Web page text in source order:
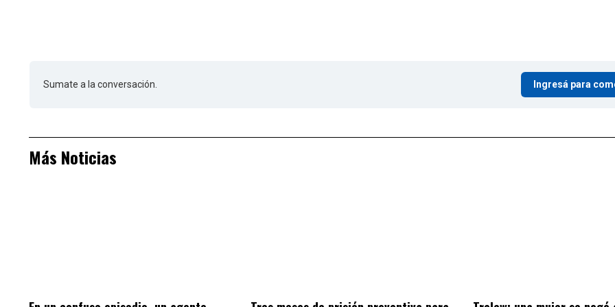
Sumate a la conversación. Ingresá para
Más Noticias